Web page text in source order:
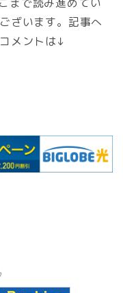
ざいます。記事へ
メントは↓